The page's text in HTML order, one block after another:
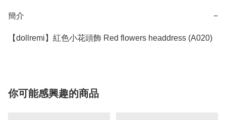
簡介 −
【dollremi】紅色小花頭飾 Red flowers headdress (A020)
你可能感興趣的商品